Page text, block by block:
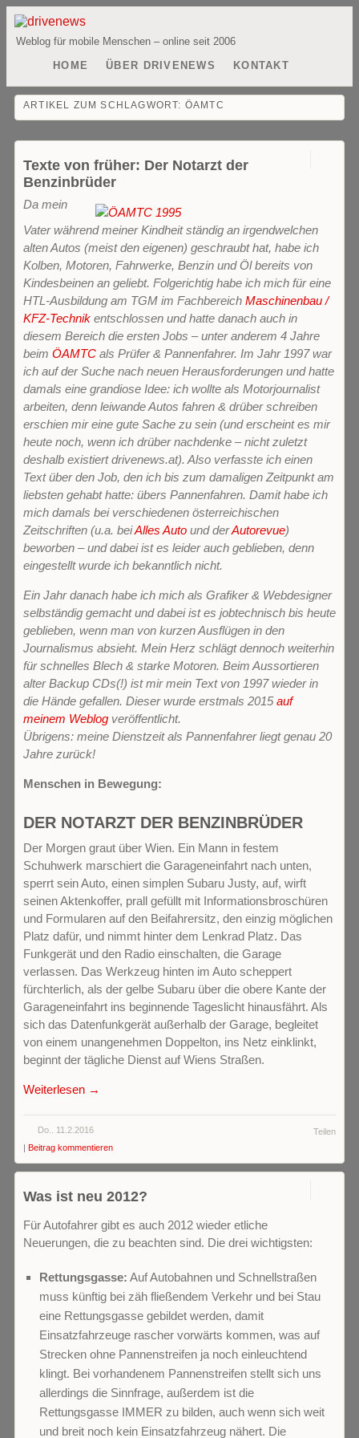
Weblog für mobile Menschen – online seit 2006
HOME
ÜBER DRIVENEWS KONTAKT
ARTIKEL ZUM SCHLAGWORT: ÖAMTC
Texte von früher: Der Notarzt der
Benzinbrüder
Da mein
Vater während meiner Kindheit ständig an irgendwelchen
alten Autos (meist den eigenen) geschraubt hat, habe ich
Kolben, Motoren, Fahrwerke, Benzin und Öl bereits von
Kindesbeinen an geliebt. Folgerichtig habe ich mich für eine
HTL-Ausbildung am TGM im Fachbereich Maschinenbau /
KFZ-Technik entschlossen und hatte danach auch in
diesem Bereich die ersten Jobs – unter anderem 4 Jahre
beim ÖAMTC als Prüfer & Pannenfahrer. Im Jahr 1997 war
ich auf der Suche nach neuen Herausforderungen und hatte
damals eine grandiose Idee: ich wollte als Motorjournalist
arbeiten, denn leiwande Autos fahren & drüber schreiben
erschien mir eine gute Sache zu sein (und erscheint es mir
heute noch, wenn ich drüber nachdenke – nicht zuletzt
deshalb existiert drivenews.at). Also verfasste ich einen
Text über den Job, den ich bis zum damaligen Zeitpunkt am
liebsten gehabt hatte: übers Pannenfahren. Damit habe ich
mich damals bei verschiedenen österreichischen
Zeitschriften (u.a. beiAlles Auto und derAutorevue)
beworben – und dabei ist es leider auch geblieben, denn
eingestellt wurde ich bekanntlich nicht.
Ein Jahr danach habe ich mich als Grafiker & Webdesigner
selbständig gemacht und dabei ist es jobtechnisch bis heute
geblieben, wenn man von kurzen Ausflügen in den
Journalismus absieht. Mein Herz schlägt dennoch weiterhin
für schnelles Blech & starke Motoren. Beim Aussortieren
alter Backup CDs(!) ist mir mein Text von 1997 wieder in
die Hände gefallen. Dieser wurde erstmals 2015auf
meinem Weblog veröffentlicht.
Übrigens: meine Dienstzeit als Pannenfahrer liegt genau 20
Jahre zurück!
Menschen in Bewegung:
DER NOTARZT DER BENZINBRÜDER
Der Morgen graut über Wien. Ein Mann in festem
Schuhwerk marschiert die Garageneinfahrt nach unten,
sperrt sein Auto, einen simplen Subaru Justy, auf, wirft
seinen Aktenkoffer, prall gefüllt mit Informationsbroschüren
und Formularen auf den Beifahrersitz, den einzig möglichen
Platz dafür, und nimmt hinter dem Lenkrad Platz. Das
Funkgerät und den Radio einschalten, die Garage
verlassen. Das Werkzeug hinten im Auto scheppert
fürchterlich, als der gelbe Subaru über die obere Kante der
Garageneinfahrt ins beginnende Tageslicht hinausfährt. Als
sich das Datenfunkgerät außerhalb der Garage, begleitet
von einem unangenehmen Doppelton, ins Netz einklinkt,
beginnt der tägliche Dienst auf Wiens Straßen.
Weiterlesen →
Teilen
Do.. 11.2.2016
| Beitrag kommentieren
Was ist neu 2012?
Für Autofahrer gibt es auch 2012 wieder etliche
Neuerungen, die zu beachten sind. Die drei wichtigsten:
Rettungsgasse: Auf Autobahnen und Schnellstraßen
muss künftig bei zäh fließendem Verkehr und bei Stau
eine Rettungsgasse gebildet werden, damit
Einsatzfahrzeuge rascher vorwärts kommen, was auf
Strecken ohne Pannenstreifen ja noch einleuchtend
klingt. Bei vorhandenem Pannenstreifen stellt sich uns
allerdings die Sinnfrage, außerdem ist die
Rettungsgasse IMMER zu bilden, auch wenn sich weit
und breit noch kein Einsatzfahrzeug nähert. Die